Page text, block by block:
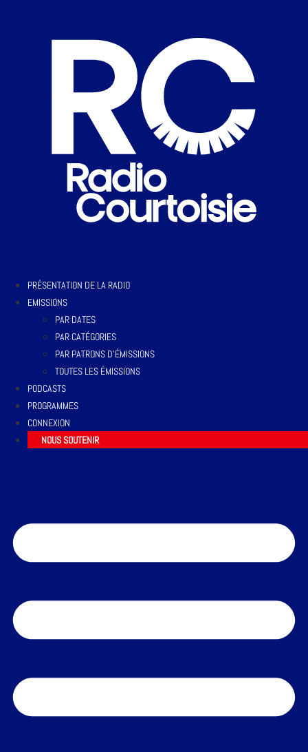
PRÉSENTATION DE LA RADIO
EMISSIONS
PAR DATES
PAR CATÉGORIES
PAR PATRONS D’ÉMISSIONS
TOUTES LES ÉMISSIONS
PODCASTS
PROGRAMMES
CONNEXION
NOUS SOUTENIR